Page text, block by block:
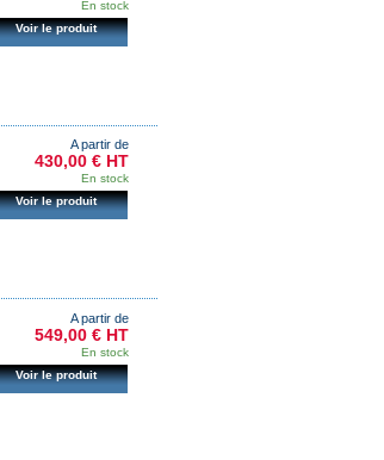
En stock
Voir le produit
A partir de
430,00 € HT
En stock
Voir le produit
A partir de
549,00 € HT
En stock
Voir le produit